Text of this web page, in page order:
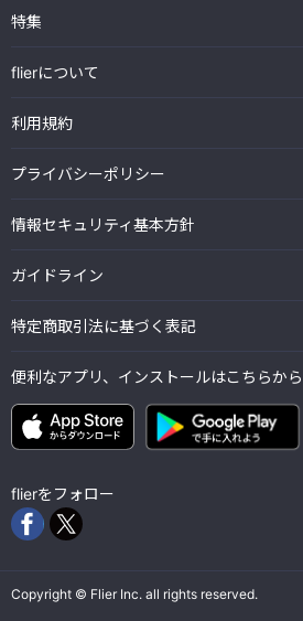
特集
flierについて
利用規約
プライバシーポリシー
情報セキュリティ基本方針
ガイドライン
特定商取引法に基づく表記
便利なアプリ、インストールはこちらから
flierをフォロー
Copyright © Flier Inc. all rights reserved.